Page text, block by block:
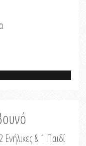
Ενήλικες & 1 Παιδί